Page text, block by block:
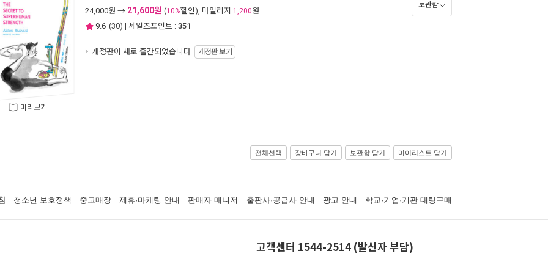
미리보기
24,000원 → 21,600원 (10%할인), 마일리지 1,200원
9.6 (30) | 세일즈포인트 : 351
개정판이 새로 출간되었습니다. 개정판 보기
보관함
전체선택 장바구니 담기 보관함 담기 마이리스트 담기
청소년 보호정책 중고매장 제휴·마케팅 안내 판매자 매니저 출판사·공급사 안내 광고 안내 학교·기업·기관 대량구매
고객센터 1544-2514 (발신자 부담)